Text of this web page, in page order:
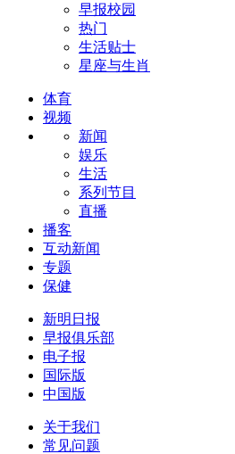
早报校园
热门
生活贴士
星座与生肖
体育
视频
新闻
娱乐
生活
系列节目
直播
播客
互动新闻
专题
保健
新明日报
早报俱乐部
电子报
国际版
中国版
关于我们
常见问题